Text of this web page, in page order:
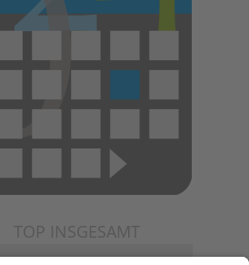
TOP INSGESAMT